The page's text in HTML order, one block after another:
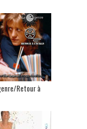
Retour à